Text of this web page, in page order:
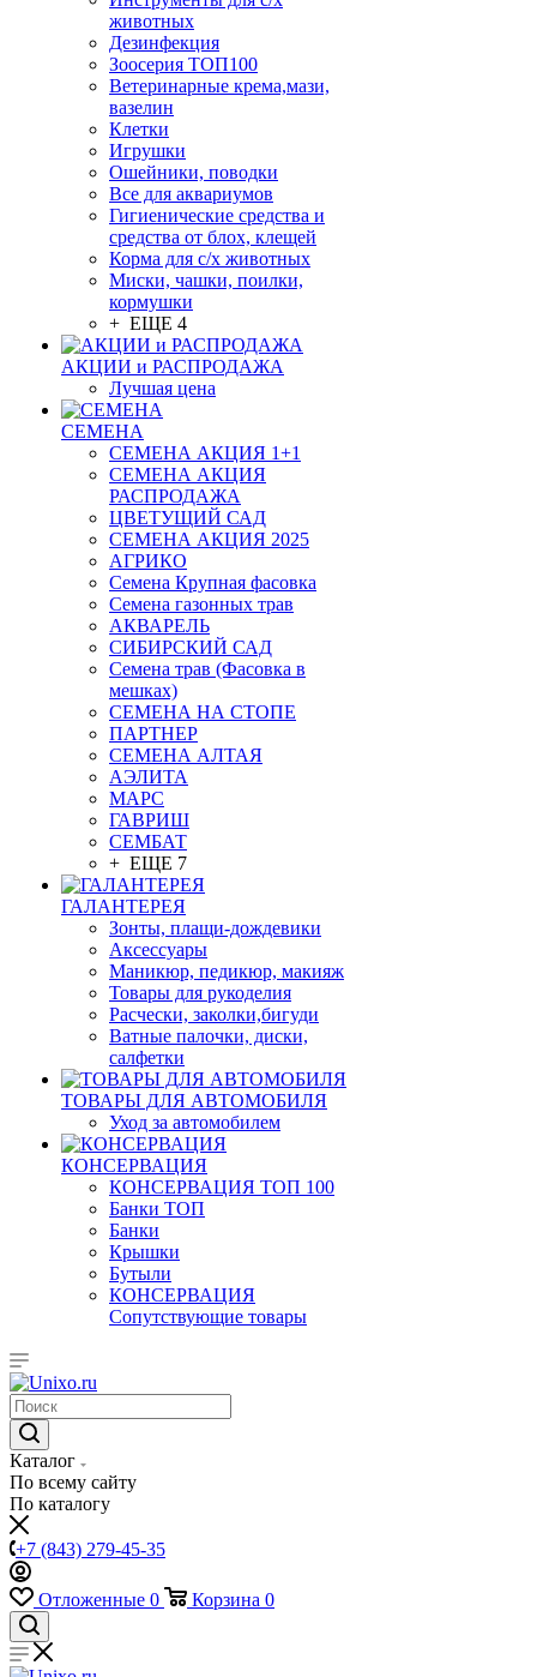
животных
Дезинфекция
Зоосерия ТОП100
Ветеринарные крема,мази,
вазелин
Клетки
Игрушки
Ошейники, поводки
Все для аквариумов
Гигиенические средства и
средства от блох, клещей
Корма для с/х животных
Миски, чашки, поилки,
кормушки
+ ЕЩЕ 4
АКЦИИ и РАСПРОДАЖА
Лучшая цена
СЕМЕНА
СЕМЕНА АКЦИЯ 1+1
СЕМЕНА АКЦИЯ
РАСПРОДАЖА
ЦВЕТУЩИЙ САД
СЕМЕНА АКЦИЯ 2025
АГРИКО
Семена Крупная фасовка
Семена газонных трав
АКВАРЕЛЬ
СИБИРСКИЙ САД
Семена трав (Фасовка в
мешках)
СЕМЕНА НА СТОПЕ
ПАРТНЕР
СЕМЕНА АЛТАЯ
АЭЛИТА
МАРС
ГАВРИШ
СЕМБАТ
+ ЕЩЕ 7
ГАЛАНТЕРЕЯ
Зонты, плащи-дождевики
Аксессуары
Маникюр, педикюр, макияж
Товары для рукоделия
Расчески, заколки,бигуди
Ватные палочки, диски,
салфетки
ТОВАРЫ ДЛЯ АВТОМОБИЛЯ
Уход за автомобилем
КОНСЕРВАЦИЯ
КОНСЕРВАЦИЯ ТОП 100
Банки ТОП
Банки
Крышки
Бутыли
КОНСЕРВАЦИЯ
Сопутствующие товары
Каталог
По всему сайту
По каталогу
+7 (843) 279-45-35
Отложенные 0 Корзина 0